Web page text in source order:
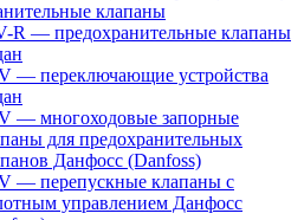
клапаны
R — предохранительные клапаны
— переключающие устройства
— многоходовые запорные
для предохранительных
Данфосс (Danfoss)
— перепускные клапаны с
управлением Данфосс